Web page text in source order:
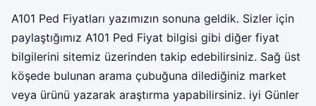
A101 Ped Fiyatları yazımızın sonuna geldik. Sizler için
paylaştığımız A101 Ped Fiyat bilgisi gibi diğer fiyat
bilgilerini sitemiz üzerinden takip edebilirsiniz. Sağ üst
köşede bulunan arama çubuğuna dilediğiniz market
veya ürünü yazarak araştırma yapabilirsiniz. iyi Günler